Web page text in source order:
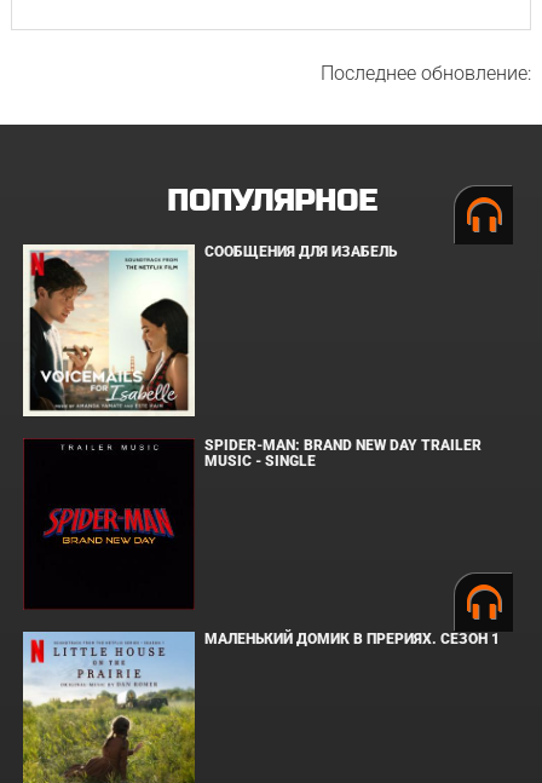
Последнее обновление:
ПОПУЛЯРНОЕ
СООБЩЕНИЯ ДЛЯ ИЗАБЕЛЬ
SPIDER-MAN: BRAND NEW DAY TRAILER
MUSIC - SINGLE
МАЛЕНЬКИЙ ДОМИК В ПРЕРИЯХ. СЕЗОН 1